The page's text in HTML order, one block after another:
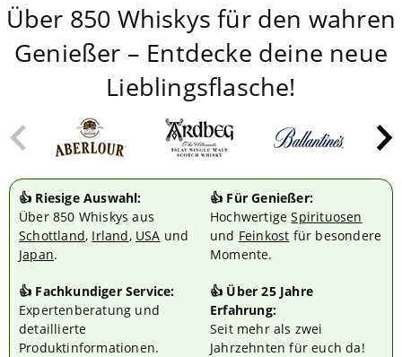
Über 850 Whiskys für den wahren
Genießer – Entdecke deine neue
Lieblingsflasche!
👍 Riesige Auswahl:
Über 850 Whiskys aus
Schottland, Irland, USA und
Japan.
👍 Für Genießer:
HochwertigeSpirituosen
und Feinkost für besondere
Momente.
👍 Fachkundiger Service:
Expertenberatung und
detaillierte
Produktinformationen.
👍 Über 25 Jahre
Erfahrung:
Seit mehr als zwei
Jahrzehnten für euch da!